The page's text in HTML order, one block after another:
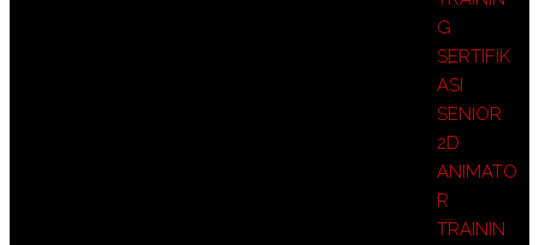
G
SERTIFIK
ASI
SENIOR
2D
ANIMATO
R
TRAININ